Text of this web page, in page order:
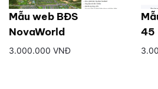
Mẫu web BĐS
NovaWorld
3.000.000 VNĐ
45